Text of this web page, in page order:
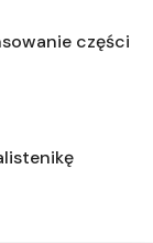
części